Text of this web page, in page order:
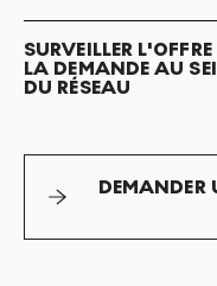
SURVEILLER L'OFFRE
LA DEMANDE AU
DU RÉSEAU
DEMANDER